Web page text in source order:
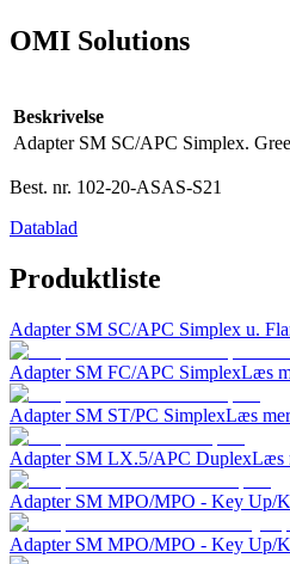
OMI Solutions
Beskrivelse
Adapter SM SC/APC Simplex.
Best. nr. 102-20-ASAS-S21
Datablad
Produktliste
Adapter SM SC/APC Simplex u.
Adapter SM FC/APC SimplexLæs
Adapter SM ST/PC SimplexLæs
Adapter SM LX.5/APC DuplexLæs
Adapter SM MPO/MPO - Key Up/
Adapter SM MPO/MPO - Key Up/